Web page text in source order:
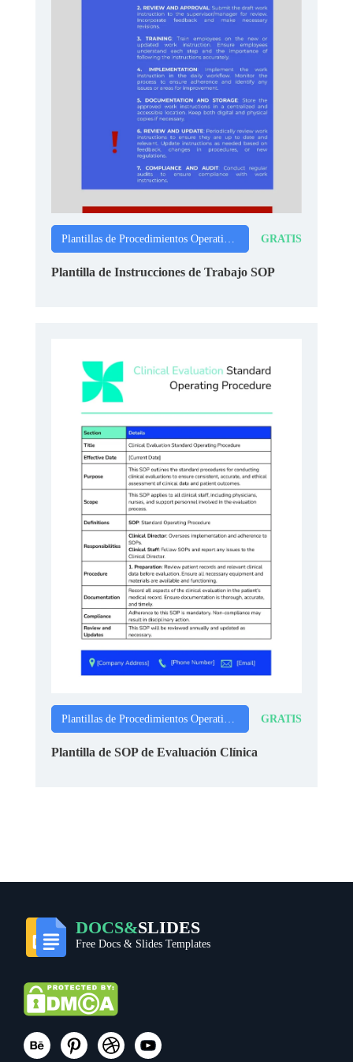
Plantillas de Procedimientos Operativos Estándar GRATIS
Plantilla de Instrucciones de Trabajo SOP
Plantillas de Procedimientos Operativos Estándar GRATIS
Plantilla de SOP de Evaluación Clínica
DOCS&SLIDES
Free Docs & Slides Templates